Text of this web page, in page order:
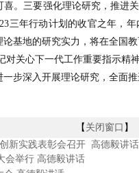
。三要强化理论研究，推进
三年行动计划的收官之年，
基地的研究实力，将在全国教
对关心下一代工作重要指示精
步深入开展理论研究，全面推
【 关闭窗口 】
新实践表彰会召开 高德毅讲话
会举行 高德毅讲话